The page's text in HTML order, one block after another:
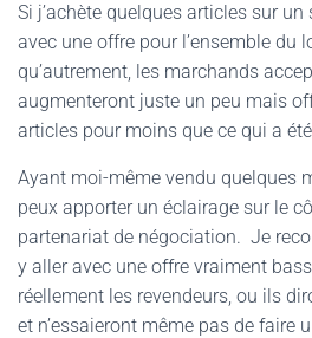
Si j’achète quelques articles sur un
avec une offre pour l’ensemble du
qu’autrement, les marchands
augmenteront juste un peu mais
articles pour moins que ce qui a
Ayant moi-même vendu quelques
peux apporter un éclairage sur le
partenariat de négociation. Je
y aller avec une offre vraiment
réellement les revendeurs, ou ils
et n’essaieront même pas de faire